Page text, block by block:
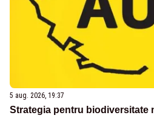
5 aug. 2026, 19:37
Strategia pentru biodiversitate